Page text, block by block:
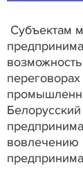
Субъектам
вовлечению